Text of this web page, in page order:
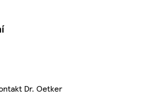
Dr. Oetker